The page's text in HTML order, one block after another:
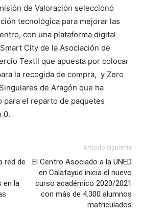
de Valoración seleccionó
tecnológica para mejorar las
con una plataforma digital
City de la Asociación de
Textil que apuesta por colocar
la recogida de compra, y Zero
de Aragón que ha
para el reparto de paquetes
0.
red de
en la
Artículo siguiente
El Centro Asociado a la UNED
en Calatayud inicia el nuevo
curso académico 2020/2021
con más de 4.300 alumnos
matriculados